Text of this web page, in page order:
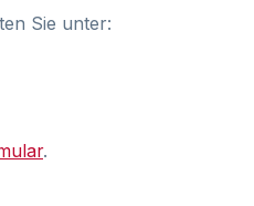
Sie unter:
.